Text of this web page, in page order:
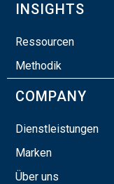
INSIGHTS
Ressourcen
Methodik
COMPANY
Dienstleistungen
Marken
Über uns